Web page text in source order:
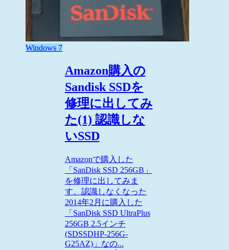
Windows 7
Amazon購入の
Sandisk SSDを
修理に出してみ
た(1) 認識しな
いSSD
Amazonで購入した
「SanDisk SSD 256GB」
を修理に出してみま
す。認識しなくなった
2014年2月に購入した
「SanDisk SSD UltraPlus
256GB 2.5インチ
(SDSSDHP-256G-
G25AZ)」なの...